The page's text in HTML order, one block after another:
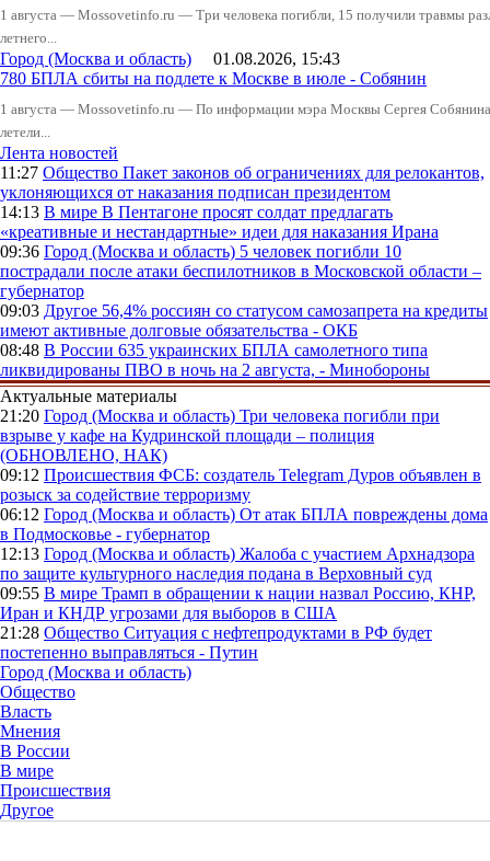
1 августа — Mossovetinfo.ru — Три человека погибли, 15 получили травмы
летнего...
Город (Москва и область) 01.08.2026, 15:43
780 БПЛА сбиты на подлете к Москве в июле - Собянин
1 августа — Mossovetinfo.ru — По информации мэра Москвы Сергея
летели...
Лента новостей
11:27 Общество Пакет законов об ограничениях для релокантов,
уклоняющихся от наказания подписан президентом
14:13 В мире В Пентагоне просят солдат предлагать
«креативные и нестандартные» идеи для наказания Ирана
09:36 Город (Москва и область) 5 человек погибли 10
пострадали после атаки беспилотников в Московской области –
губернатор
09:03 Другое 56,4% россиян со статусом самозапрета на кредиты
имеют активные долговые обязательства - ОКБ
08:48 В России 635 украинских БПЛА самолетного типа
ликвидированы ПВО в ночь на 2 августа, - Минобороны
Актуальные материалы
21:20 Город (Москва и область) Три человека погибли при
взрыве у кафе на Кудринской площади – полиция
(ОБНОВЛЕНО, НАК)
09:12 Происшествия ФСБ: создатель Telegram Дуров объявлен в
розыск за содействие терроризму
06:12 Город (Москва и область) От атак БПЛА повреждены дома
в Подмосковье - губернатор
12:13 Город (Москва и область) Жалоба с участием Архнадзора
по защите культурного наследия подана в Верховный суд
09:55 В мире Трамп в обращении к нации назвал Россию, КНР,
Иран и КНДР угрозами для выборов в США
21:28 Общество Ситуация с нефтепродуктами в РФ будет
постепенно выправляться - Путин
Город (Москва и область)
Общество
Власть
Мнения
В России
В мире
Происшествия
Другое